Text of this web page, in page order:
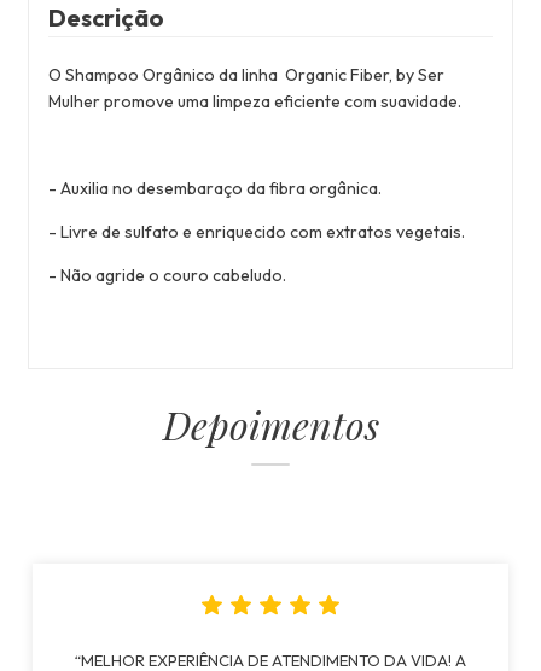
Descrição
O Shampoo Orgânico da linha Organic Fiber, by Ser
Mulher promove uma limpeza eficiente com suavidade.
- Auxilia no desembaraço da fibra orgânica.
- Livre de sulfato e enriquecido com extratos vegetais.
- Não agride o couro cabeludo.
Depoimentos
“MELHOR EXPERIÊNCIA DE ATENDIMENTO DA VIDA! A